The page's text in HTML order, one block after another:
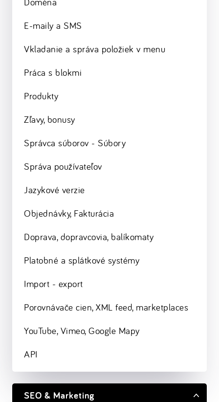
E-maily a SMS
Vkladanie a správa položiek v menu
Práca s blokmi
Produkty
Zľavy, bonusy
Správca súborov - Súbory
Správa používateľov
Jazykové verzie
Objednávky, Fakturácia
Doprava, dopravcovia, balíkomaty
Platobné a splátkové systémy
Import - export
Porovnávače cien, XML feed, marketplaces
YouTube, Vimeo, Google Mapy
API
SEO & Marketing